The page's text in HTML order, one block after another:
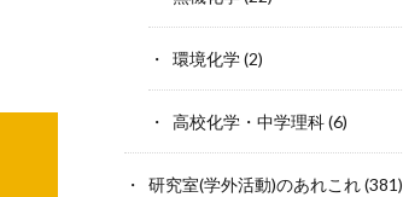
環境化学(2)
高校化学・中学理科(6)
研究室(学外活動)のあれこれ(381)